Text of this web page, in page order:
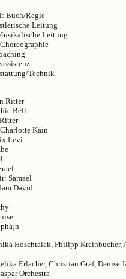
Buch/Regie
Leitung
Leitung
Technik
Ritter
Bell
Kain
Levi
Samael
David
Hoschtalek, Philipp Kreinbucher,
Erlacher, Christian Graf, Denise
Orchestra